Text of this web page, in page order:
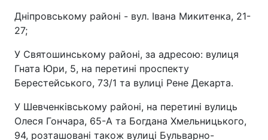
Дніпровському районі - вул. Івана Микитенка, 21-
27;
У Святошинському районі, за адресою: вулиця
Гната Юри, 5, на перетині проспекту
Берестейського, 73/1 та вулиці Рене Декарта.
У Шевченківському районі, на перетині вулиць
Олеся Гончара, 65-А та Богдана Хмельницького,
94, розташовані також вулиці Бульварно-